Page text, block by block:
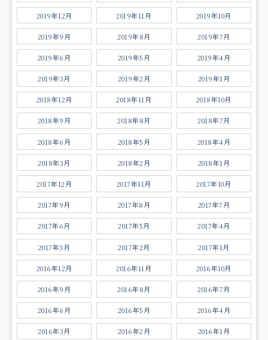
2019年12月 2019年11月 2019年10月
2019年9月 2019年8月 2019年7月
2019年6月 2019年5月 2019年4月
2019年3月 2019年2月 2019年1月
2018年12月 2018年11月 2018年10月
2018年9月 2018年8月 2018年7月
2018年6月 2018年5月 2018年4月
2018年3月 2018年2月 2018年1月
2017年12月 2017年11月 2017年10月
2017年9月 2017年8月 2017年7月
2017年6月 2017年5月 2017年4月
2017年3月 2017年2月 2017年1月
2016年12月 2016年11月 2016年10月
2016年9月 2016年8月 2016年7月
2016年6月 2016年5月 2016年4月
2016年3月 2016年2月 2016年1月